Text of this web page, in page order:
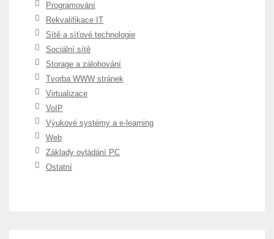
Programování
Rekvalifikace IT
Sítě a síťové technologie
Sociální sítě
Storage a zálohování
Tvorba WWW stránek
Virtualizace
VoIP
Výukové systémy a e-learning
Web
Základy ovládání PC
Ostatní